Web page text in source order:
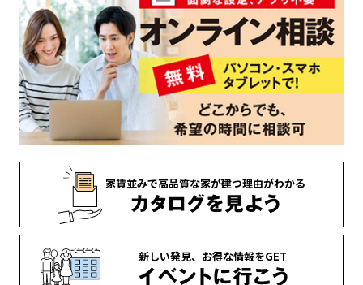
家賃並みで高品質な家が建つ理由がわかる
新しい発見、 お得な情報をGET